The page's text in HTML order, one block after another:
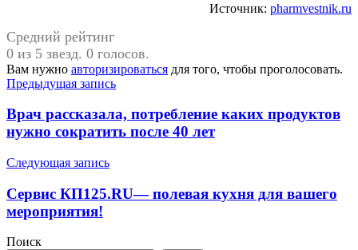
Источник: pharmvestnik.ru
Средний рейтинг
0 из 5 звезд. 0 голосов.
Вам нужно авторизироваться для того, чтобы проголосовать.
Навигация
по
записям
Предыдущая запись
Врач рассказала, потребление каких продуктов
нужно сократить после 40 лет
Следующая запись
Сервис КП125.RU— полевая кухня для вашего
мероприятия!
Поиск